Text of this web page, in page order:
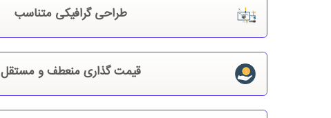
طراحی گرافیکی متناسب
قیمت گذاری منعطف و مستقل